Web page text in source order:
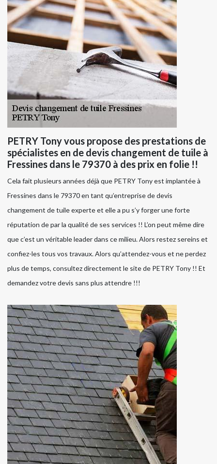
PETRY Tony vous propose des prestations de
spécialistes en de devis changement de tuile à
Fressines dans le 79370 à des prix en folie !!
Cela fait plusieurs années déjà que PETRY Tony est implantée à
Fressines dans le 79370 en tant qu’entreprise de devis
changement de tuile experte et elle a pu s’y forger une forte
réputation de par la qualité de ses services !! L’on peut même dire
que c’est un véritable leader dans ce milieu. Alors restez sereins et
confiez-les tous vos travaux. Alors qu’attendez-vous et ne perdez
plus de temps, consultez directement le site de PETRY Tony !! Et
demandez votre devis sans plus attendre !!!